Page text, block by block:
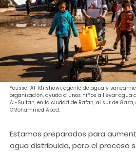
Youssef Al-Khishawi, agente de agua y
organización, ayuda a unos niños a llevar agua
Al-Sultan, en la ciudad de Rafah, al sur de Gaza,
©Mohammed Abed.
Estamos preparados para
agua distribuida, pero el proceso